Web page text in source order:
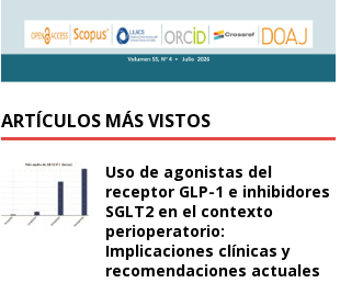
ARTÍCULOS MÁS VISTOS
Uso de agonistas del
receptor GLP-1 e inhibidores
SGLT2 en el contexto
perioperatorio:
Implicaciones clínicas y
recomendaciones actuales